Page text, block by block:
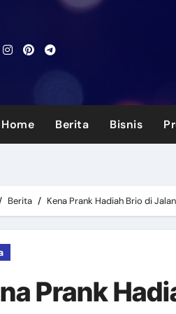
Home Berita Bisnis
Berita Kena Prank Hadiah Brio di
Prank